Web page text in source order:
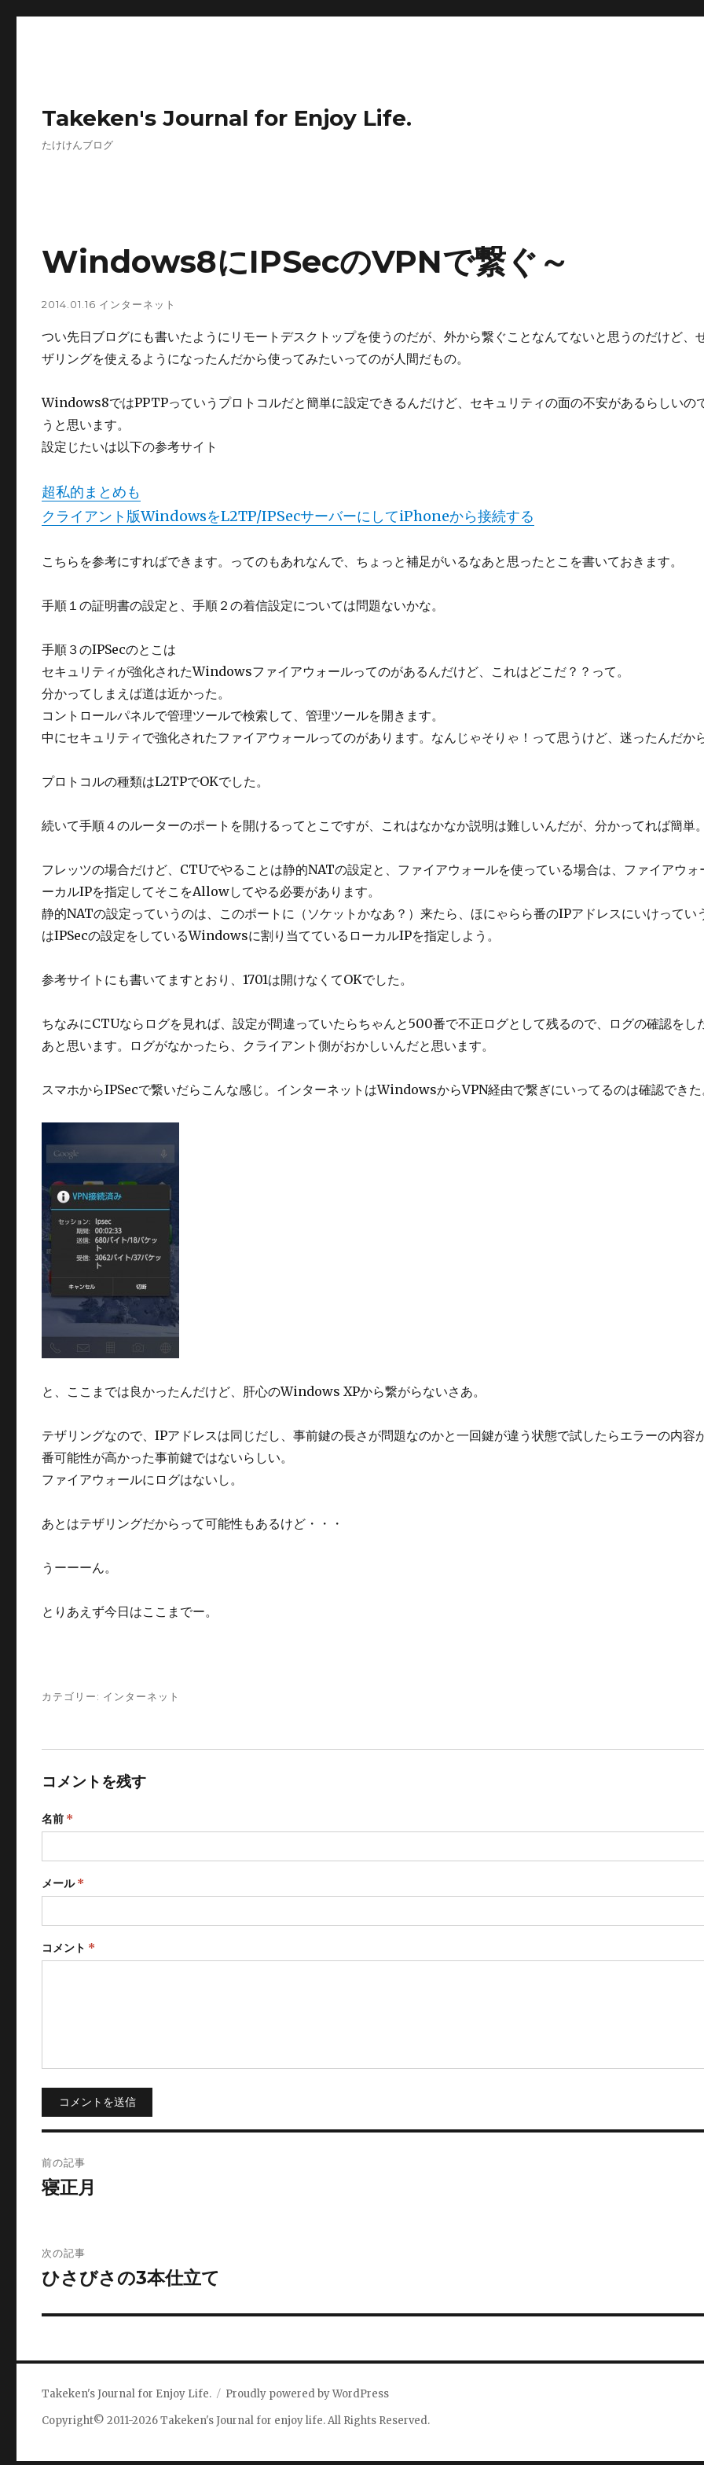
Takeken's Journal for Enjoy Life.
たけけんブログ
Windows8にIPSecのVPNで繋ぐ～
2014.01.16 インターネット
つい先日ブログにも書いたようにリモートデスクトップを使うのだが、外から繋ぐことなんてないと思うのだけど、
ザリングを使えるようになったんだから使ってみたいってのが人間だもの。
Windows8ではPPTPっていうプロトコルだと簡単に設定できるんだけど、セキュリティの面の不安があるらしいの
うと思います。
設定じたいは以下の参考サイト
超私的まとめも
クライアント版WindowsをL2TP/IPSecサーバーにしてiPhoneから接続する
こちらを参考にすればできます。ってのもあれなんで、ちょっと補足がいるなあと思ったとこを書いておきます。
手順１の証明書の設定と、手順２の着信設定については問題ないかな。
手順３のIPSecのとこは
セキュリティが強化されたWindowsファイアウォールってのがあるんだけど、これはどこだ？？って。
分かってしまえば道は近かった。
コントロールパネルで管理ツールで検索して、管理ツールを開きます。
中にセキュリティで強化されたファイアウォールってのがあります。なんじゃそりゃ！って思うけど、迷ったんだか
プロトコルの種類はL2TPでOKでした。
続いて手順４のルーターのポートを開けるってとこですが、これはなかなか説明は難しいんだが、分かってれば簡単
フレッツの場合だけど、CTUでやることは静的NATの設定と、ファイアウォールを使っている場合は、ファイアウ
ーカルIPを指定してそこをAllowしてやる必要があります。
静的NATの設定っていうのは、このポートに（ソケットかなあ？）来たら、ほにゃらら番のIPアドレスにいけってい
はIPSecの設定をしているWindowsに割り当てているローカルIPを指定しよう。
参考サイトにも書いてますとおり、1701は開けなくてOKでした。
ちなみにCTUならログを見れば、設定が間違っていたらちゃんと500番で不正ログとして残るので、ログの確認をし
あと思います。ログがなかったら、クライアント側がおかしいんだと思います。
スマホからIPSecで繋いだらこんな感じ。インターネットはWindowsからVPN経由で繋ぎにいってるのは確認でき
と、ここまでは良かったんだけど、肝心のWindows XPから繋がらないさあ。
テザリングなので、IPアドレスは同じだし、事前鍵の長さが問題なのかと一回鍵が違う状態で試したらエラーの内容
番可能性が高かった事前鍵ではないらしい。
ファイアウォールにログはないし。
あとはテザリングだからって可能性もあるけど・・・
うーーーん。
とりあえず今日はここまでー。
カテゴリー: インターネット
コメントを残す
名前 *
メール*
コメント *
コメントを送信
稿
ビ
ゲ
ー
ン
前の記事
寝正月
次の記事
ひさびさの3本仕立て
Takeken's Journal for Enjoy Life.
Proudly powered by WordPress
Copyright© 2011-2026 Takeken's Journal for enjoy life. All Rights Reserved.